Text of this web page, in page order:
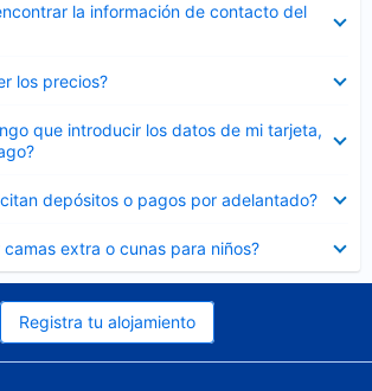
la información de contacto del
los precios?
que introducir los datos de mi tarjeta,
depósitos o pagos por adelantado?
extra o cunas para niños?
Registra tu alojamiento